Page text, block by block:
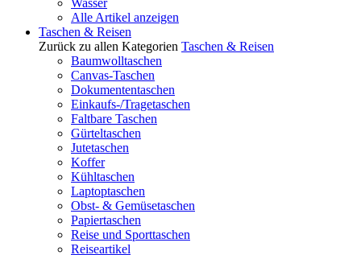
Wasser
Alle Artikel anzeigen
Taschen & Reisen
Zurück zu allen Kategorien Taschen & Reisen
Baumwolltaschen
Canvas-Taschen
Dokumententaschen
Einkaufs-/Tragetaschen
Faltbare Taschen
Gürteltaschen
Jutetaschen
Koffer
Kühltaschen
Laptoptaschen
Obst- & Gemüsetaschen
Papiertaschen
Reise und Sporttaschen
Reiseartikel